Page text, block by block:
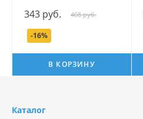
343 руб. 408 руб.
-16%
В КОРЗИНУ
Каталог